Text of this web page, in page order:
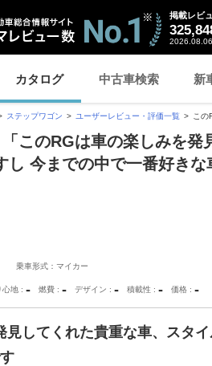
掲載レビ
2026.08.06
カタログ 中古車検索 新
ステップワゴン ユーザーレビュー・評価一覧 この
このRGは車の楽しみを発
し 今までの中で一番好き
乗車形式：マイカー
心地 - 燃費 - デザイン - 積載性 - 価格 -
見してくれた貴重な車、スタ